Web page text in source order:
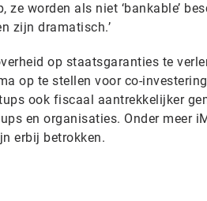
ze worden als niet ‘bankable’
zijn dramatisch.’
op staatsgaranties te
op te stellen voor co-
ook fiscaal aantrekkelijker
en organisaties. Onder meer
erbij betrokken.